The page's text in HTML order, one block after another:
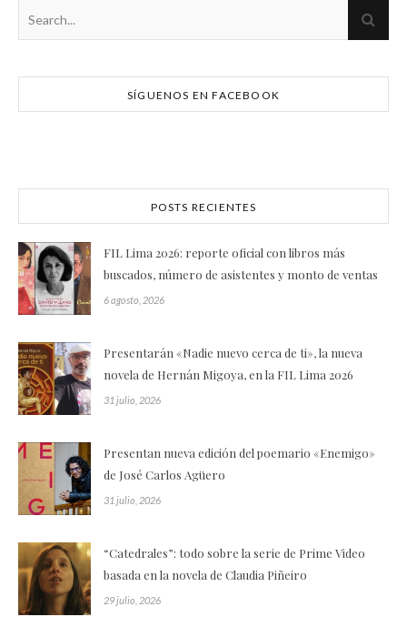
SÍGUENOS EN FACEBOOK
POSTS RECIENTES
FIL Lima 2026: reporte oficial con libros más
buscados, número de asistentes y monto de ventas
6 agosto, 2026
Presentarán «Nadie nuevo cerca de ti», la nueva
novela de Hernán Migoya, en la FIL Lima 2026
31 julio, 2026
Presentan nueva edición del poemario «Enemigo»
de José Carlos Agüero
31 julio, 2026
“Catedrales”: todo sobre la serie de Prime Video
basada en la novela de Claudia Piñeiro
29 julio, 2026